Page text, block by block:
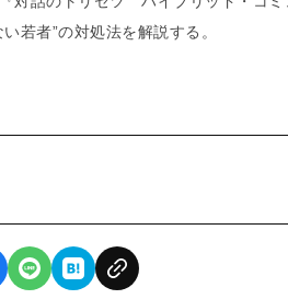
若者”の対処法を解説する。